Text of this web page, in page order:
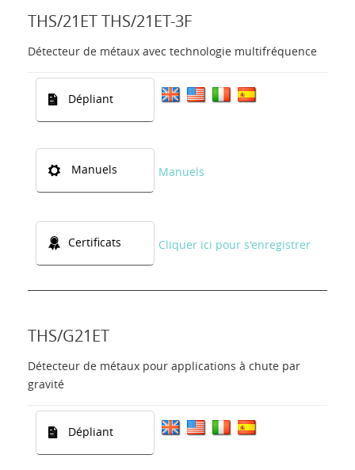
THS/21ET THS/21ET-3F
Détecteur de métaux avec technologie multifréquence
Dépliant
Manuels Manuels
Certificats Cliquer ici pour s'enregistrer
THS/G21ET
Détecteur de métaux pour applications à chute par
gravité
Dépliant